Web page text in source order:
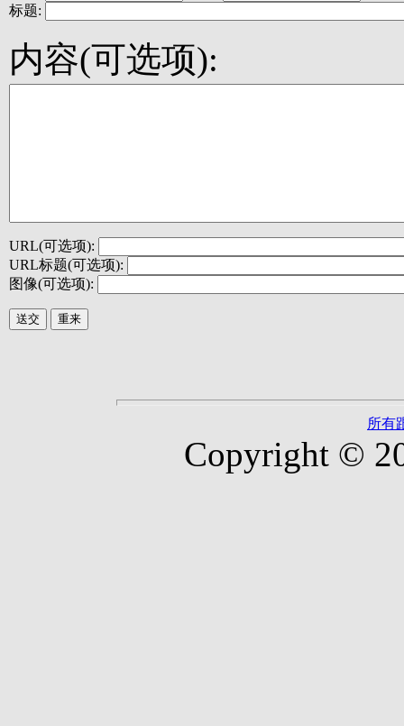
标题:
内容(可选项):
URL(可选项):
URL标题(可选项):
图像(可选项):
所有
Copyright ©